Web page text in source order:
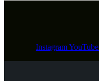
InstagramYouTube